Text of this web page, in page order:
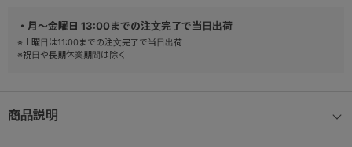
・月～金曜日 13:00までの注文完了で当日出荷
※土曜日は11:00までの注文完了で当日出荷
※祝日や長期休業期間は除く
商品説明